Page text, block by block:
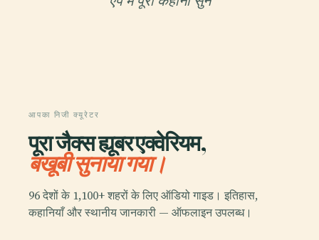
आपका निजी क्यूरेटर
पूरा जैक्स ह्यूबर एक्वेरियम,
बखूबी सुनाया गया।
96 देशों के 1,100+ शहरों के लिए ऑडियो गाइड। इतिहास,
कहानियाँ और स्थानीय जानकारी — ऑफलाइन उपलब्ध।